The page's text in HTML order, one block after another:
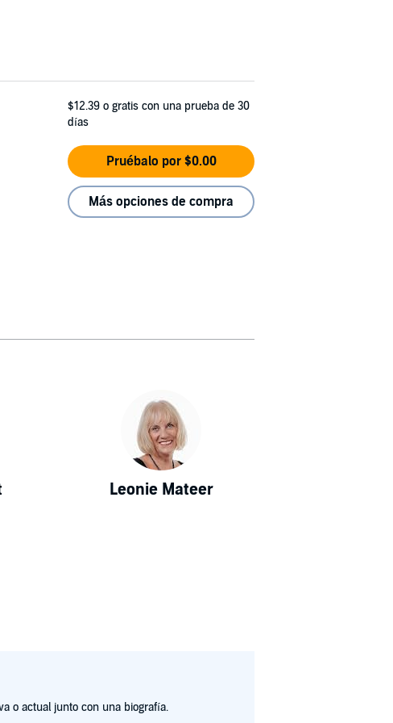
$12.39 o gratis con una prueba de 30
días
Pruébalo por $0.00
Más opciones de compra
Leonie Mateer
o actual junto con una biografía.